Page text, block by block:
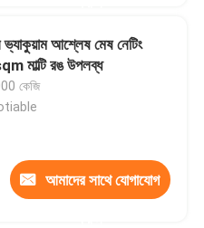
ভ্যাকুয়াম আশ্লেষ মেষ নেটিং
মাল্টি রঙ উপলব্ধ
কেজি
আমাদের সাথে যোগাযোগ